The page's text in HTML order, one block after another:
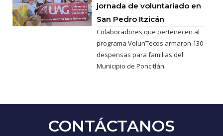
jornada de voluntariado en
San Pedro Itzicán
Colaboradores que pertenecen al
programa VolunTecos armaron 130
despensas para familias del
Municipio de Poncitlán.
CONTÁCTANOS